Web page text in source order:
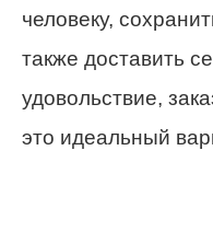
человеку,
также доставить
удовольствие,
это идеальный